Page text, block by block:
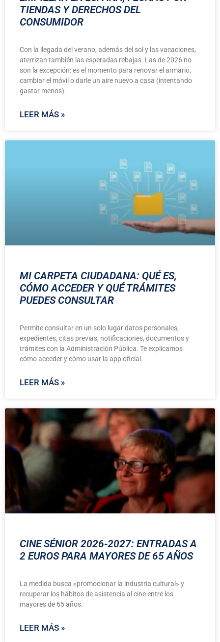
TIENDAS Y DERECHOS DEL
CONSUMIDOR
Con la llegada del verano, además del sol y las vacaciones,
aterrizan también las esperadas rebajas. Las de 2026 no
son la excepción: es el momento para renovar el armario,
cambiar el móvil o darle un aire nuevo a casa (intentando
gastar menos).
LEER MÁS »
MI CARPETA CIUDADANA: QUÉ ES,
CÓMO ACCEDER Y QUÉ TRÁMITES
PUEDES CONSULTAR
Permite consultar en un solo lugar datos personales,
expedientes, citas previas, notificaciones, documentos y
trámites con la Administración Pública. Te explicamos
cómo acceder y cómo usar la app oficial.
LEER MÁS »
CINE SÉNIOR 2026-2027: ENTRADAS A
2 EUROS PARA MAYORES DE 65 AÑOS
La medida busca «promocionar la industria cultural» y
recuperar los hábitos de asistencia al cine entre los
mayores de 65 años.
LEER MÁS »